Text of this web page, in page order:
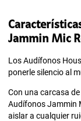
Jammin Mic
Los Audífonos
ponerle silencio al
Con una carcasa
Audífonos Jammin
aislar a cualquier